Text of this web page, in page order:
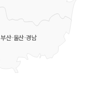
부산·울산·경남